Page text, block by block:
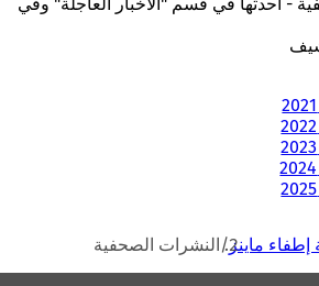
ماينز النشرات الصحفية